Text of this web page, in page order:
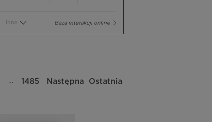
Baza interakcji online
Inne
… 1485 Następna Ostatnia